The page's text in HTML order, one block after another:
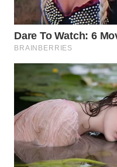
PERSONA
WAHANA
OTOMOTIF
WAHANA
HEALTH
WAHANA
DESA
WISATA